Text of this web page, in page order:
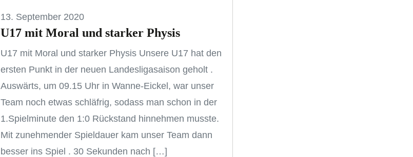
13. September 2020
U17 mit Moral und starker Physis
U17 mit Moral und starker Physis Unsere U17 hat den
ersten Punkt in der neuen Landesligasaison geholt .
Auswärts, um 09.15 Uhr in Wanne-Eickel, war unser
Team noch etwas schläfrig, sodass man schon in der
1.Spielminute den 1:0 Rückstand hinnehmen musste.
Mit zunehmender Spieldauer kam unser Team dann
besser ins Spiel . 30 Sekunden nach […]